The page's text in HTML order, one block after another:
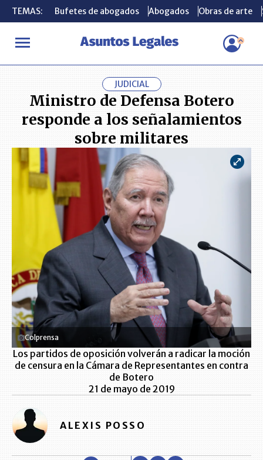
TEMAS: Bufetes de abogados Abogados Obras de arte
INICIO ACTUALIDAD Ministro de Defensa Botero responde a
TEMAS: Bufetes de abogados Abogados Obras de arte
JUDICIAL
Ministro de Defensa Botero
responde a los señalamientos
sobre militares
Colprensa
Los partidos de oposición volverán a radicar la moción
de censura en la Cámara de Representantes en contra
de Botero
21 de mayo de 2019
ALEXIS POSSO